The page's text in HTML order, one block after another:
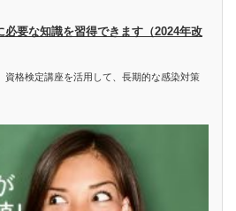
要な知識を習得できます（2024年改
資格検定講座を活用して、長期的な感染対策